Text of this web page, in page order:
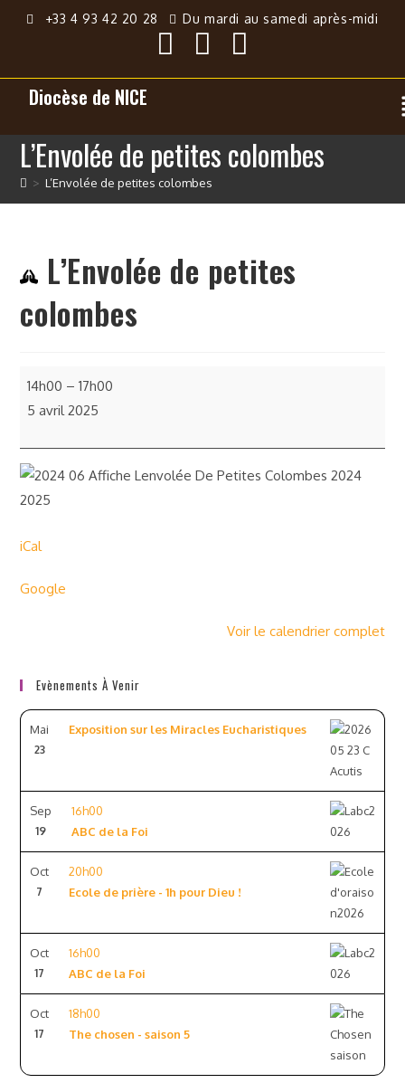
+33 4 93 42 20 28 Du mardi au samedi après-midi
Diocèse de NICE
L’Envolée de petites colombes
> L’Envolée de petites colombes
L’Envolée de petites
colombes
14h00 –17h00
5 avril 2025
iCal
Google
Voir le calendrier complet
Evènements À Venir
Mai
23
Exposition sur les Miracles Eucharistiques
Sep
19
16h00
ABC de la Foi
Oct
7
20h00
Ecole de prière - 1h pour Dieu !
Oct
17
16h00
ABC de la Foi
Oct
17
18h00
The chosen - saison 5